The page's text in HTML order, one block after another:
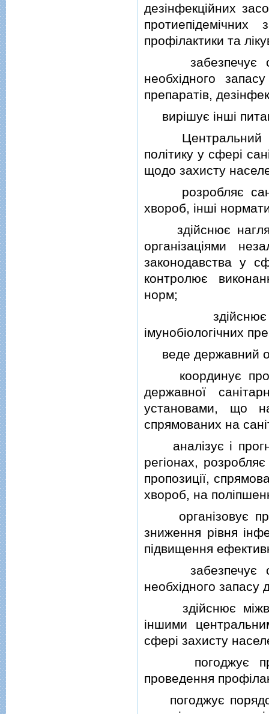
дезiнфекцiйних
профiлактики та
забезпечує
необхiдного
препаратiв,
вирiшує iншi
Центральний
полiтику у сферi
щодо захисту
розробляє
хвороб, iншi
здiйснює нагляд
органiзацiями
законодавства у
контролює
норм;
здiйснює
iмунобiологiчних
веде державний
координує
державної
установами, що
спрямованих на
аналiзує i
регiонах,
пропозицiї,
хвороб, на
органiзовує
зниження рiвня
пiдвищення
забезпечує
необхiдного запасу
здiйснює
iншими
сферi захисту
погоджує
проведення
погоджує